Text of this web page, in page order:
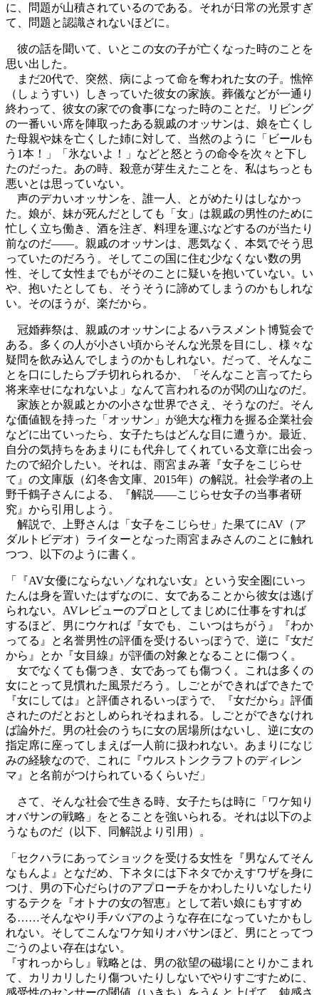
に、問題が山積されているのである。それが日常の光景すぎ
て、問題と認識されないほどに。
彼の話を聞いて、いとこの女の子が亡くなった時のことを
思い出した。
まだ20代で、突然、病によって命を奪われた女の子。憔悴
（しょうすい）しきっていた彼女の家族。葬儀などが一通り
終わって、彼女の家での食事になった時のことだ。リビング
の一番いい席を陣取ったある親戚のオッサンは、娘を亡くし
た母親や妹を亡くした姉に対して、当然のように「ビールも
う1本！」「氷ないよ！」などと怒とうの命令を次々と下し
たのだった。あの時、殺意が芽生えたことを、私はちっとも
悪いとは思っていない。
声のデカいオッサンを、誰一人、とがめたりはしなかっ
た。娘が、妹が死んだとしても「女」は親戚の男性のために
忙しく立ち働き、酒を注ぎ、料理を運ぶなどするのが当たり
前なのだ――。親戚のオッサンは、悪気なく、本気でそう思
っていたのだろう。そしてこの国に住む少なくない数の男
性、そして女性までもがそのことに疑いを抱いていない。い
や、抱いたとしても、そうそうに諦めてしまうのかもしれな
い。そのほうが、楽だから。
冠婚葬祭は、親戚のオッサンによるハラスメント博覧会で
ある。多くの人が小さい頃からそんな光景を目にし、様々な
疑問を飲み込んでしまうのかもしれない。だって、そんなこ
とを口にしたらブチ切れられるか、「そんなこと言ってたら
将来幸せになれないよ」なんて言われるのが関の山なのだ。
家族とか親戚とかの小さな世界でさえ、そうなのだ。そん
な価値観を持った「オッサン」が絶大な権力を握る企業社会
などに出ていったら、女子たちはどんな目に遭うか。最近、
自分の気持ちをあまりにも代弁してくれている文章に出会っ
たので紹介したい。それは、雨宮まみ著『女子をこじらせ
て』の文庫版（幻冬舎文庫、2015年）の解説。社会学者の上
野千鶴子さんによる、『解説――こじらせ女子の当事者研
究』から引用しよう。
解説で、上野さんは「女子をこじらせ」た果てにAV（ア
ダルトビデオ）ライターとなった雨宮まみさんのことに触れ
つつ、以下のように書く。
「『AV女優にならない／なれない女』という安全圏にいっ
たんは身を置いたはずなのに、女であることから彼女は逃げ
られない。AVレビューのプロとしてまじめに仕事をすれば
するほど、男にウケれば『女でも、こいつはちがう』『わか
ってる』と名誉男性の評価を受けるいっぽうで、逆に『女だ
から』とか『女目線』が評価の対象となることに傷つく。
女でなくても傷つき、女であっても傷つく。これは多くの
女にとって見慣れた風景だろう。しごとができればできたで
『女にしては』と評価されるいっぽうで、『女だから』評価
されたのだとおとしめられそねまれる。しごとができなけれ
ば論外だ。男の社会のうちに女の居場所はないし、逆に女の
指定席に座ってしまえば一人前に扱われない。あまりになじ
みの経験なので、これに『ウルストンクラフトのディレン
マ』と名前がつけられているくらいだ」
さて、そんな社会で生きる時、女子たちは時に「ワケ知り
オバサンの戦略」をとることを強いられる。それは以下のよ
うなものだ（以下、同解説より引用）。
「セクハラにあってショックを受ける女性を『男なんてそん
なもんよ』となだめ、下ネタには下ネタでかえすワザを身に
つけ、男の下心だらけのアプローチをかわしたりいなしたり
するテクを『オトナの女の智恵』として若い娘にもすすめ
る……そんなやり手ババアのような存在になっていたかもし
れない。そしてこんなワケ知りオバサンほど、男にとってつ
ごうのよい存在はない。
『すれっからし』戦略とは、男の欲望の磁場にとりかこまれ
て、カリカリしたり傷ついたりしないでやりすごすために、